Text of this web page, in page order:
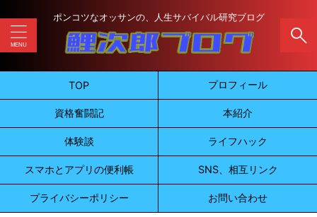
ポンコツなオッサンの、人生サバイバル研究ブログ
TOP プロフィール
資格奮闘記 本紹介
体験談 ライフハック
スマホとアプリの便利帳 SNS、相互リンク
プライバシーポリシー お問い合わせ